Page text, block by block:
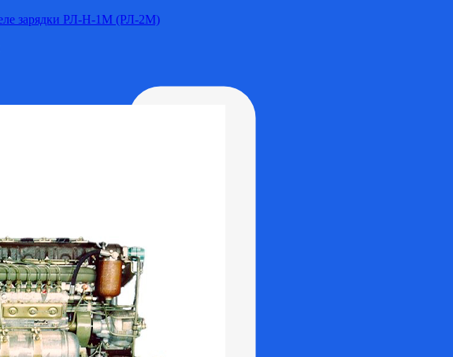
зарядки РЛ-Н-1М (РЛ-2М)